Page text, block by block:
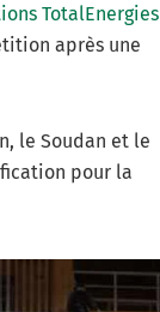
TotalEnergies
après une
le Soudan et le
pour la